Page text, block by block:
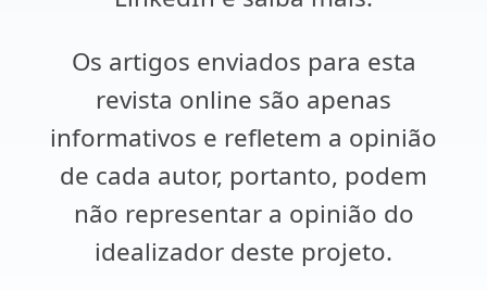
Os artigos enviados para esta
revista online são apenas
informativos e refletem a opinião
de cada autor, portanto, podem
não representar a opinião do
idealizador deste projeto.